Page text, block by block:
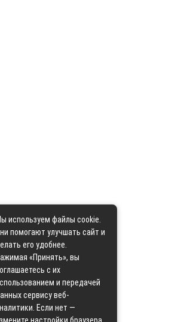
используем файлы cookie.
помогают улучшать сайт и
его удобнее.
«Принять», вы
с их
и передачей
сервису веб-
Если нет —